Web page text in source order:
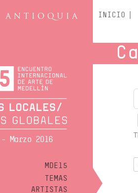
Marzo 2016
MDE15
TEMAS
ARTISTAS
INICIO